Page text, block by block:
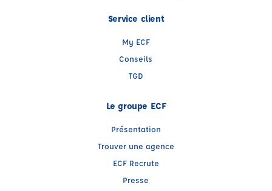
Service client
My ECF
Conseils
TGD
Le groupe ECF
Présentation
Trouver une agence
ECF Recrute
Presse